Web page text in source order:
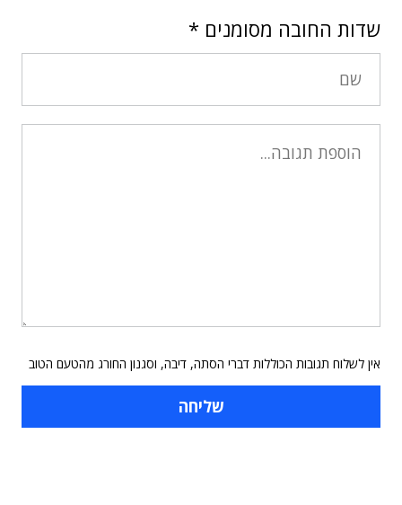
שדות החובה מסומנים *
אין לשלוח תגובות הכוללות דברי הסתה, דיבה, וסגנון החורג מהטעם הטוב